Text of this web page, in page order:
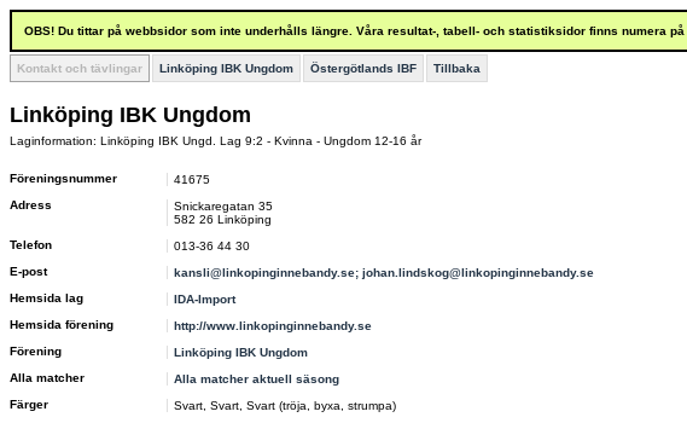
OBS! Du tittar på webbsidor som inte underhålls längre. Våra resultat-, tabell- och statistiksidor finns numera på
Kontakt och tävlingar Linköping IBK Ungdom Östergötlands IBF Tillbaka
Linköping IBK Ungdom
Laginformation: Linköping IBK Ungd. Lag 9:2 - Kvinna - Ungdom 12-16 år
Föreningsnummer
41675
Adress
Snickaregatan 35
582 26 Linköping
Telefon
013-36 44 30
E-post
kansli@linkopinginnebandy.se; johan.lindskog@linkopinginnebandy.se
Hemsida lag
IDA-Import
Hemsida förening
http://www.linkopinginnebandy.se
Förening
Linköping IBK Ungdom
Alla matcher
Alla matcher aktuell säsong
Färger
Svart, Svart, Svart (tröja, byxa, strumpa)